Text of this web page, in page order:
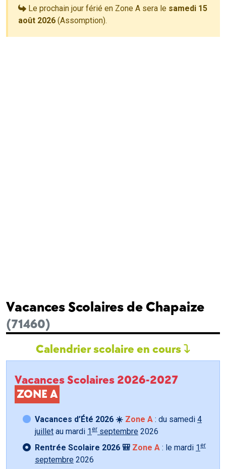
Le prochain jour férié en Zone A sera le samedi 15
août 2026 (Assomption).
Vacances Scolaires de Chapaize
(71460)
Calendrier scolaire en cours
Vacances Scolaires 2026-2027
ZONE A
Vacances d’Été 2026 ☀️ Zone A : du samedi 4
juillet au mardi 1 er septembre 2026
Rentrée Scolaire 2026 🎒 Zone A : le mardi 1 er
septembre 2026